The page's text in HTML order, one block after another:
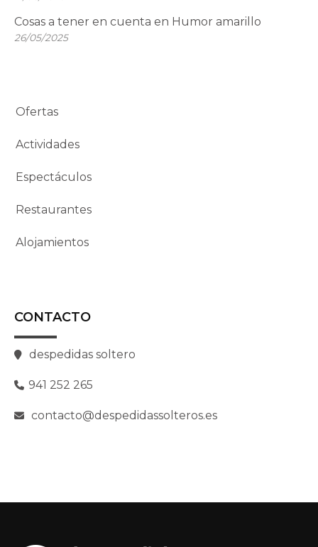
Cosas a tener en cuenta en Humor amarillo
26/05/2025
Ofertas
Actividades
Espectáculos
Restaurantes
Alojamientos
CONTACTO
despedidas soltero
941 252 265
contacto@despedidassolteros.es